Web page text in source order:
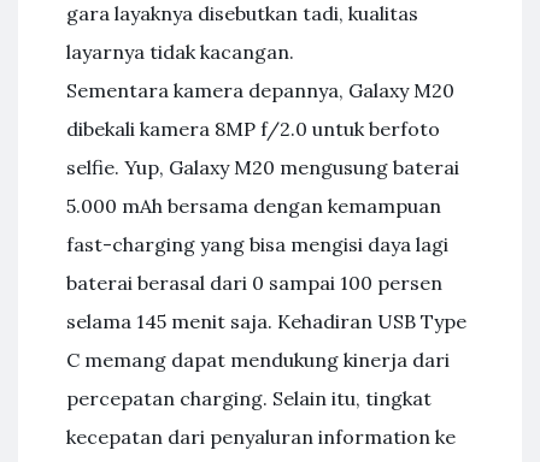
gara layaknya disebutkan tadi, kualitas
layarnya tidak kacangan.
Sementara kamera depannya, Galaxy M20
dibekali kamera 8MP f/2.0 untuk berfoto
selfie. Yup, Galaxy M20 mengusung baterai
5.000 mAh bersama dengan kemampuan
fast-charging yang bisa mengisi daya lagi
baterai berasal dari 0 sampai 100 persen
selama 145 menit saja. Kehadiran USB Type
C memang dapat mendukung kinerja dari
percepatan charging. Selain itu, tingkat
kecepatan dari penyaluran information ke